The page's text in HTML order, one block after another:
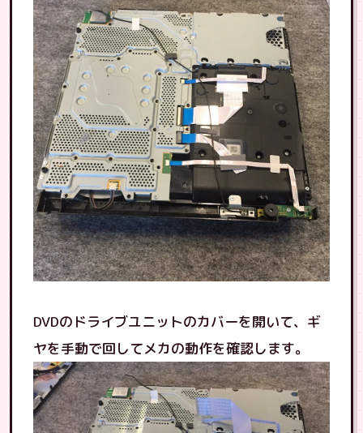
DVDのドライブユニットのカバーを開いて、ギ
ヤを手動で回してメカの動作を確認します。